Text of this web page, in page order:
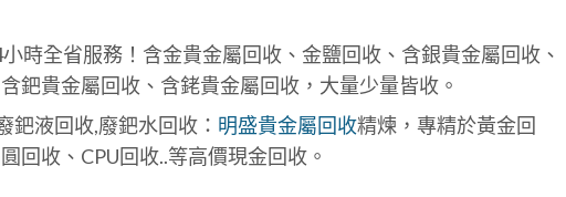
時全省服務！含金貴金屬回收、金鹽回收、含銀貴金屬回收、
鈀貴金屬回收、含銠貴金屬回收，大量少量皆收。
鈀液回收,廢鈀水回收： 明盛貴金屬回收精煉，專精於黃金回
回收、CPU回收..等高價現金回收。